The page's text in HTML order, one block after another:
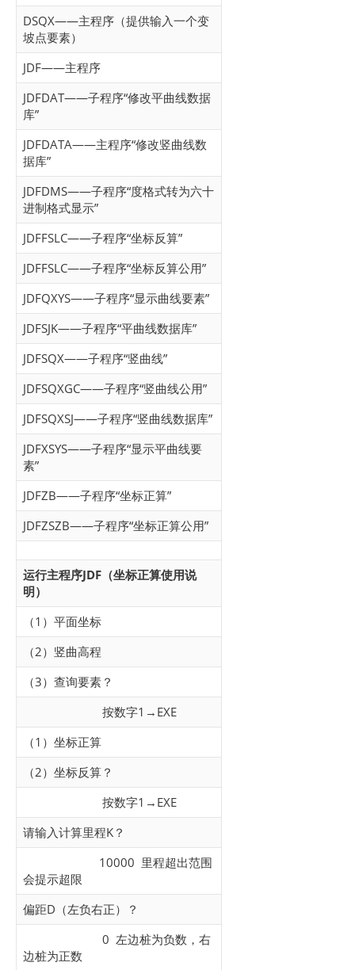
DSQX——主程序（提供输入一个变
坡点要素）
JDF——主程序
JDFDAT——子程序“修改平曲线数据
库”
JDFDATA——主程序“修改竖曲线数
据库”
JDFDMS——子程序“度格式转为六十
进制格式显示”
JDFFSLC——子程序“坐标反算”
JDFFSLC——子程序“坐标反算公用”
JDFQXYS——子程序“显示曲线要素”
JDFSJK——子程序“平曲线数据库”
JDFSQX——子程序“竖曲线”
JDFSQXGC——子程序“竖曲线公用”
JDFSQXSJ——子程序“竖曲线数据库”
JDFXSYS——子程序“显示平曲线要
素”
JDFZB——子程序“坐标正算”
JDFZSZB——子程序“坐标正算公用”
运行主程序JDF（坐标正算使用说
明）
（1）平面坐标
（2）竖曲高程
（3）查询要素？
按数字1→EXE
（1）坐标正算
（2）坐标反算？
按数字1→EXE
请输入计算里程K？
10000 里程超出范围
会提示超限
偏距D（左负右正）？
0 左边桩为负数，右
边桩为正数